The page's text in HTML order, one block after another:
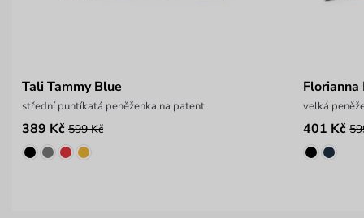
Tali Tammy Blue
střední puntíkatá peněženka na patent
389 Kč 599 Kč
velká
401 Kč